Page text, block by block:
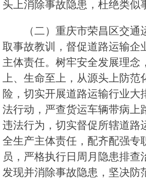
头上消除事故隐患，杜绝类似
（二）重庆市荣昌区交通
取事故教训，督促道路运输企
主体责任。树牢安全发展理念
上、生命至上，从源头上防范
险，切实开展道路运输行业大
法行动，严查货运车辆带病上
违法行为，切实督促所辖道路
全生产主体责任，配齐配强专
员，严格执行日周月隐患排查
发现并消除事故隐患，坚决防